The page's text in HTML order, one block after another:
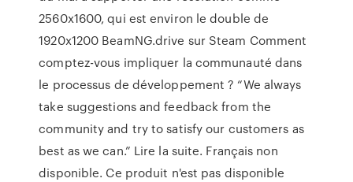
2560x1600, qui est environ le double de
1920x1200 BeamNG.drive sur Steam Comment
comptez-vous impliquer la communauté dans
le processus de développement ? “We always
take suggestions and feedback from the
community and try to satisfy our customers as
best as we can.” Lire la suite. Français non
disponible. Ce produit n'est pas disponible